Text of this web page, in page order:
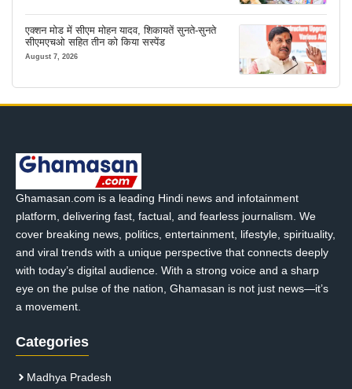
एक्शन मोड में सीएम मोहन यादव, शिकायतें सुनते-सुनते
सीएमएचओ सहित तीन को किया सस्पेंड
August 7, 2026
Ghamasan.com is a leading Hindi news and infotainment
platform, delivering fast, factual, and fearless journalism. We
cover breaking news, politics, entertainment, lifestyle, spirituality,
and viral trends with a unique perspective that connects deeply
with today’s digital audience. With a strong voice and a sharp
eye on the pulse of the nation, Ghamasan is not just news—it’s
a movement.
Categories
Madhya Pradesh